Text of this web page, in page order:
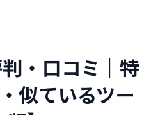
・口コミ｜特
似ているツー